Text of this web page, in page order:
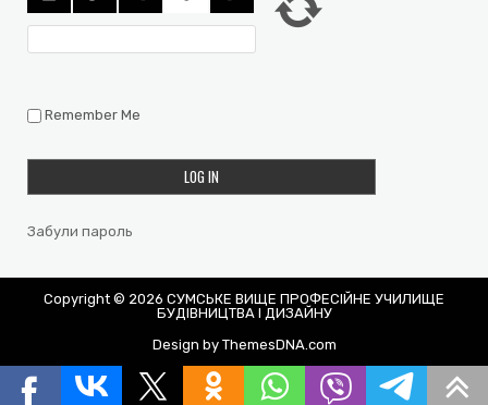
Remember Me
Забули пароль
Copyright © 2026 СУМСЬКЕ ВИЩЕ ПРОФЕСІЙНЕ УЧИЛИЩЕ
БУДІВНИЦТВА І ДИЗАЙНУ
Design by ThemesDNA.com